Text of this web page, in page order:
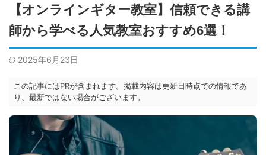
【オンラインギター教室】信頼できる講
師から学べる人気教室おすすめ6選！
2025年6月23日
この記事にはPRが含まれます。掲載内容は更新日時点での情報であ
り、最新ではない場合がございます。